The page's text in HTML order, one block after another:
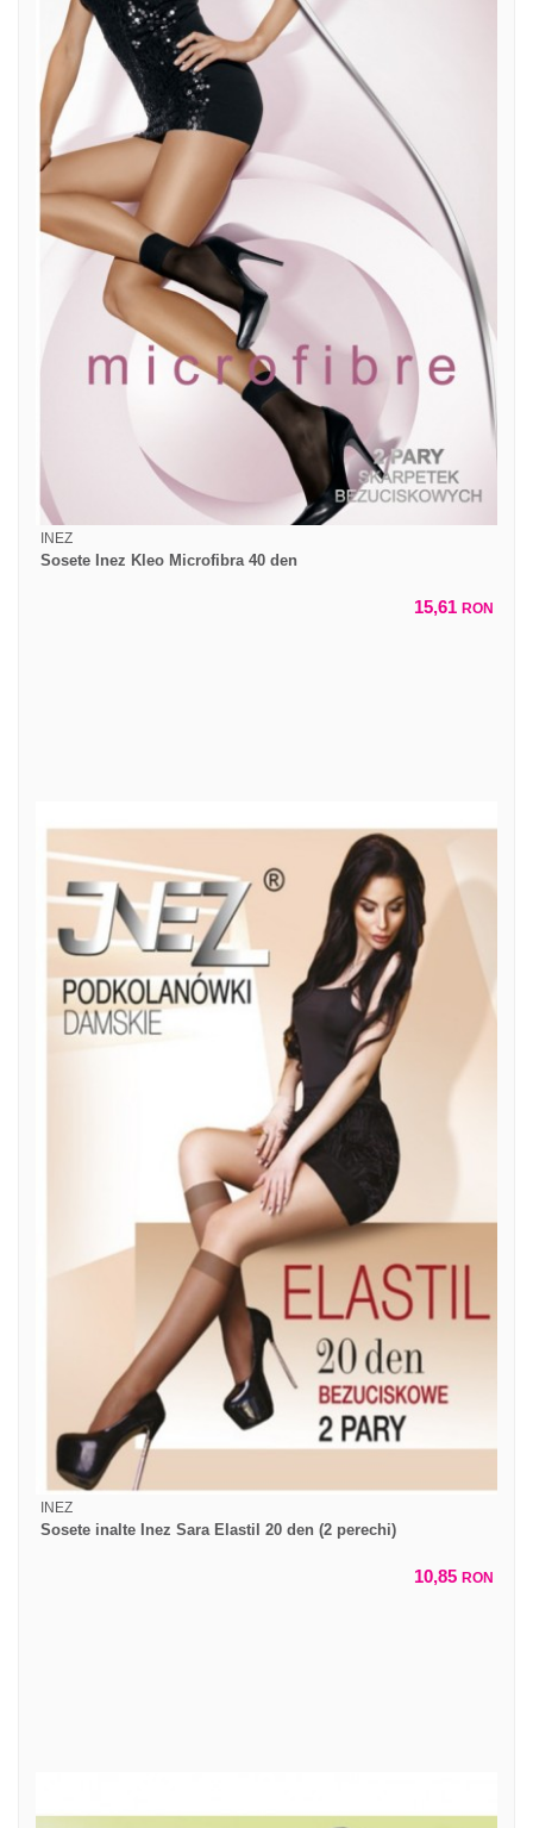
INEZ
Sosete Inez Kleo Microfibra 40 den
15,61 RON
INEZ
Sosete inalte Inez Sara Elastil 20 den (2 perechi)
10,85 RON